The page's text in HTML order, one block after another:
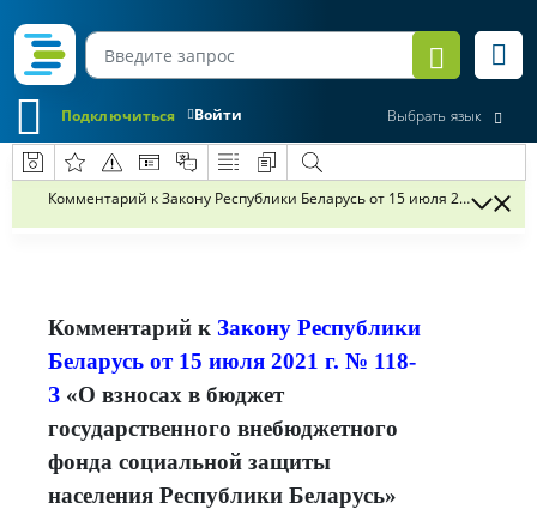
Войти
Подключиться Выбрать язык
Комментарий к Закону Республики Беларусь от 15 июля 2021 г. №
Комментарий к Закону Республики
Беларусь от 15 июля 2021 г. № 118-
З «О взносах в бюджет
государственного внебюджетного
фонда социальной защиты
населения Республики Беларусь»